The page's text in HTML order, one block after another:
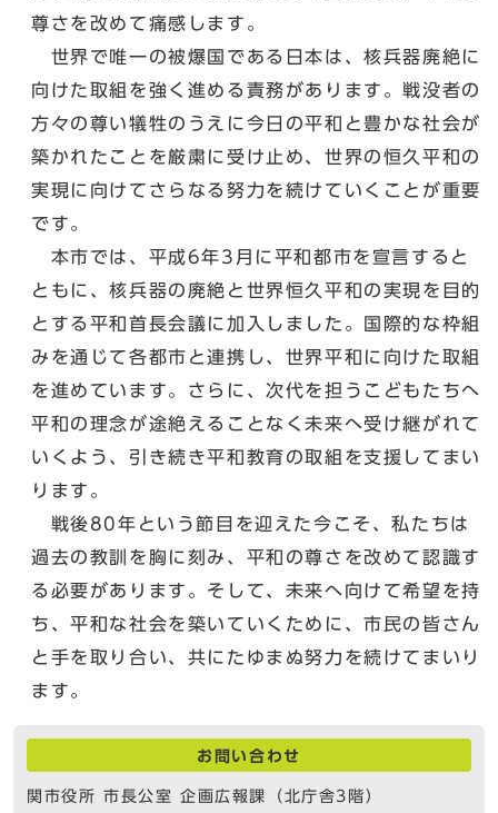
尊さを改めて痛感します。
世界で唯一の被爆国である日本は、核兵器廃絶に
向けた取組を強く進める責務があります。戦没者の
方々の尊い犠牲のうえに今日の平和と豊かな社会が
築かれたことを厳粛に受け止め、世界の恒久平和の
実現に向けてさらなる努力を続けていくことが重要
です。
本市では、平成6年3月に平和都市を宣言すると
ともに、核兵器の廃絶と世界恒久平和の実現を目的
とする平和首長会議に加入しました。国際的な枠組
みを通じて各都市と連携し、世界平和に向けた取組
を進めています。さらに、次代を担うこどもたちへ
平和の理念が途絶えることなく未来へ受け継がれて
いくよう、引き続き平和教育の取組を支援してまい
ります。
戦後80年という節目を迎えた今こそ、私たちは
過去の教訓を胸に刻み、平和の尊さを改めて認識す
る必要があります。そして、未来へ向けて希望を持
ち、平和な社会を築いていくために、市民の皆さん
と手を取り合い、共にたゆまぬ努力を続けてまいり
ます。
お問い合わせ
関市役所 市長公室 企画広報課（北庁舎3階）